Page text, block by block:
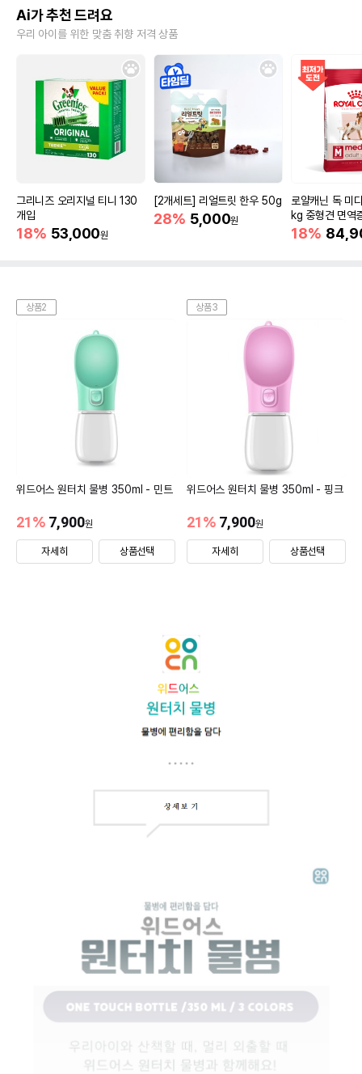
Ai가 추천 드려요
우리 아이를 위한 맞춤 취향 저격 상품
그리니즈 오리지널 티니 130
개입
18% 53,000원
[2개세트] 리얼트릿 한우 50g
28% 5,000원
로얄캐닌 독 미
kg 중형견 면역
18%
상품2
위드어스 원터치 물병 350ml - 민트
7,900원
21%
자세히 상품선택
상품3
위드어스 원터치 물병 350ml - 핑크
7,900원
21%
자세히 상품선택